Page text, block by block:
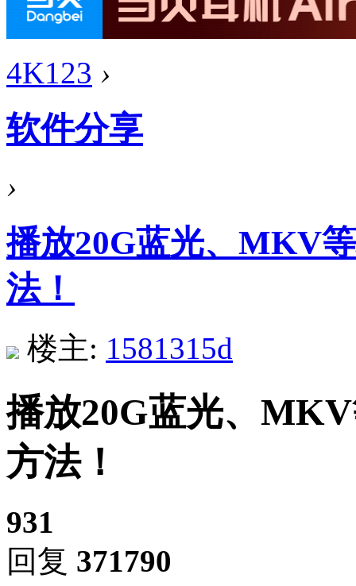
4K123 ›
软件分享
›
播放20G蓝光、MKV
法！
楼主: 1581315d
播放20G蓝光、
方法！
931
回复 371790